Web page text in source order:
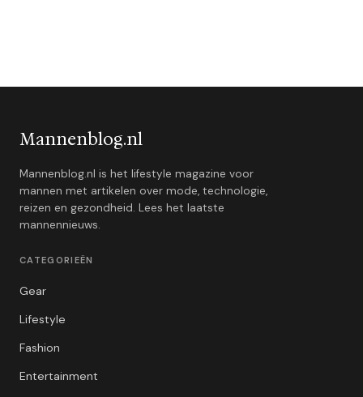
Mannenblog.nl
Mannenblog.nl is het lifestyle magazine voor
mannen met artikelen over mode, technologie,
reizen en gezondheid. Lees het laatste
mannennieuws.
CATEGORIEËN
Gear
Lifestyle
Fashion
Entertainment